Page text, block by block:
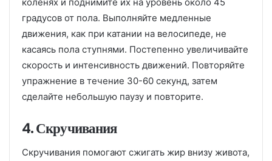
градусов от пола. Выполняйте медленные
движения, как при катании на велосипеде, не
касаясь пола ступнями. Постепенно увеличивайте
скорость и интенсивность движений. Повторяйте
упражнение в течение 30-60 секунд, затем
сделайте небольшую паузу и повторите.
4. Скручивания
Скручивания помогают сжигать жир внизу живота,